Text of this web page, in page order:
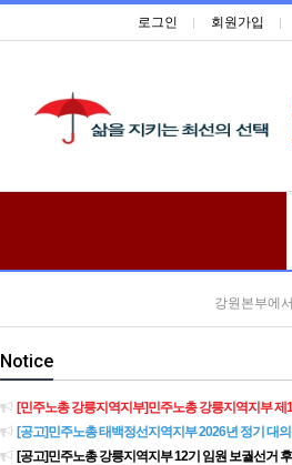
로그인 회원가입
강원본부에
Notice
[민주노총 강릉지역지부]민주노총 강릉지역지부 제12기 임
[공고]민주노총 태백정선지역지부 2026년 정기 대
[공고]민주노총 강릉지역지부 12기 임원 보궐선거